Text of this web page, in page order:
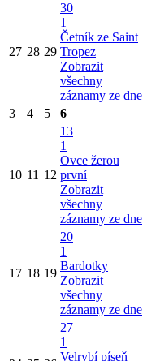
27 28 29
30
1
Četník ze Saint
Tropez
Zobrazit
všechny
záznamy ze dne
3 4 5 6
10 11 12
13
1
Ovce žerou
první
Zobrazit
všechny
záznamy ze dne
17 18 19
20
1
Bardotky
Zobrazit
všechny
záznamy ze dne
27
1
Velrybí píseň